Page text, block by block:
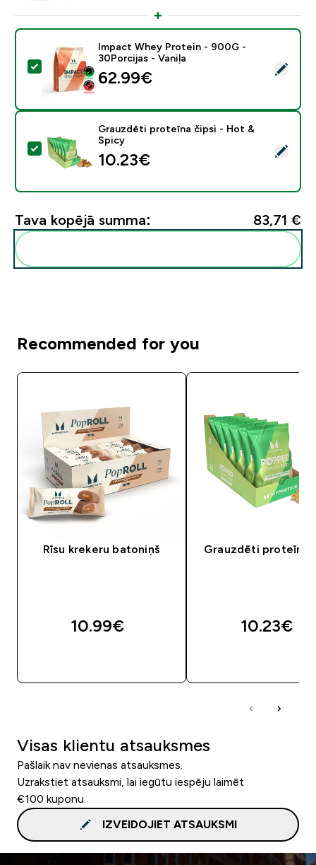
Atlasīt šo produktu - Impact Whey Protein - 900G -
Impact Whey Protein - 900G -
30Porcijas - Vaniļa
62.99€‎
Atlasīt šo produktu - Grauzdēti proteīna čipsi - Hot &
Grauzdēti proteīna čipsi - Hot &
Spicy
10.23€‎
Tava kopējā summa: 83,71 €‎
Recommended for you
Rīsu krekeru batoniņš
10.99€‎
Grauzdēti proteīna
10.23€‎
Visas klientu atsauksmes
Pašlaik nav nevienas atsauksmes.
Uzrakstiet atsauksmi, lai iegūtu iespēju laimēt
€100 kuponu.
IZVEIDOJIET ATSAUKSMI